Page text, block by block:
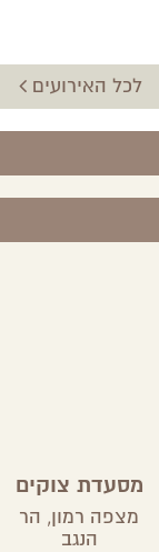
לכל האירועים
מסעדת צוקים
מצפה רמון, הר
הנגב